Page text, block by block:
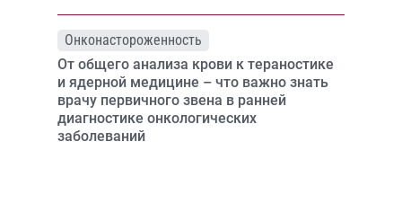
Онконастороженность
От общего анализа крови к тераностике
и ядерной медицине – что важно знать
врачу первичного звена в ранней
диагностике онкологических
заболеваний